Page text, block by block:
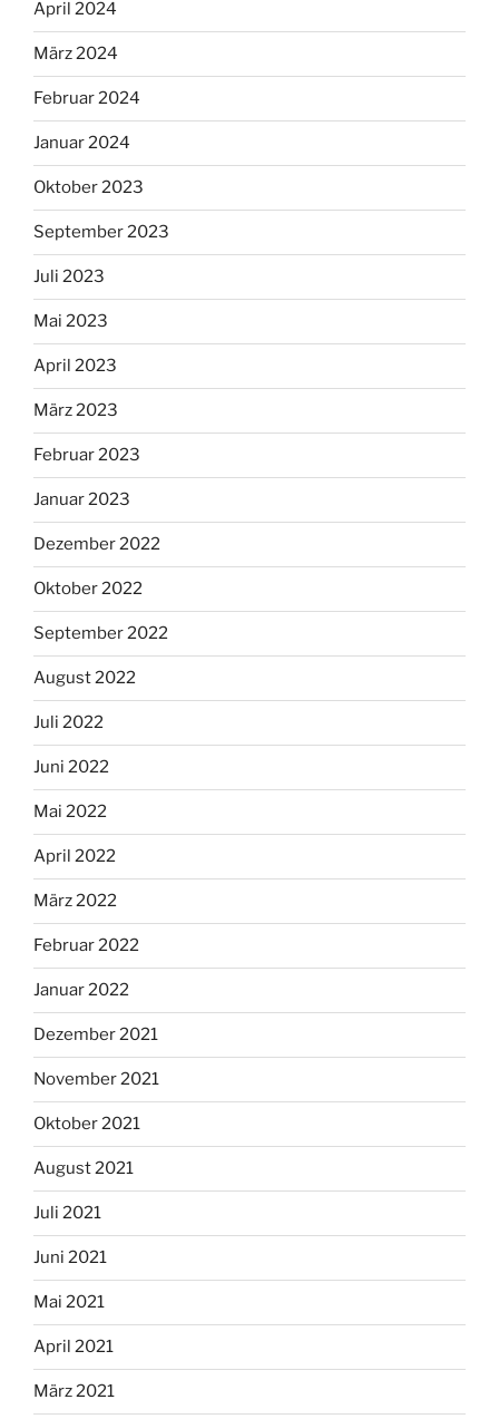
April 2024
März 2024
Februar 2024
Januar 2024
Oktober 2023
September 2023
Juli 2023
Mai 2023
April 2023
März 2023
Februar 2023
Januar 2023
Dezember 2022
Oktober 2022
September 2022
August 2022
Juli 2022
Juni 2022
Mai 2022
April 2022
März 2022
Februar 2022
Januar 2022
Dezember 2021
November 2021
Oktober 2021
August 2021
Juli 2021
Juni 2021
Mai 2021
April 2021
März 2021